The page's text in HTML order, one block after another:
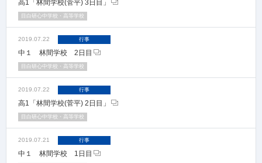
高1「林間学校(菅平) 3日目」
目白研心中学校・高等学校
2019.07.22 行事
中１ 林間学校 2日目
目白研心中学校・高等学校
2019.07.22 行事
高1「林間学校(菅平) 2日目」
目白研心中学校・高等学校
2019.07.21 行事
中１ 林間学校 1日目